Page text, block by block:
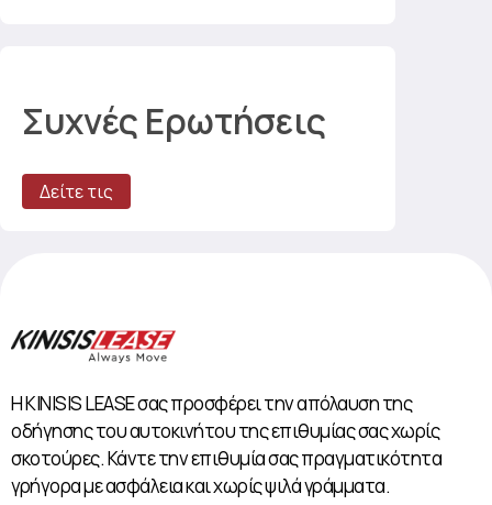
Συχνές Ερωτήσεις
Δείτε τις
Η KINISIS LEASE σας προσφέρει την απόλαυση της
οδήγησης του αυτοκινήτου της επιθυμίας σας χωρίς
σκοτούρες. Κάντε την επιθυμία σας πραγματικότητα
γρήγορα με ασφάλεια και χωρίς ψιλά γράμματα.